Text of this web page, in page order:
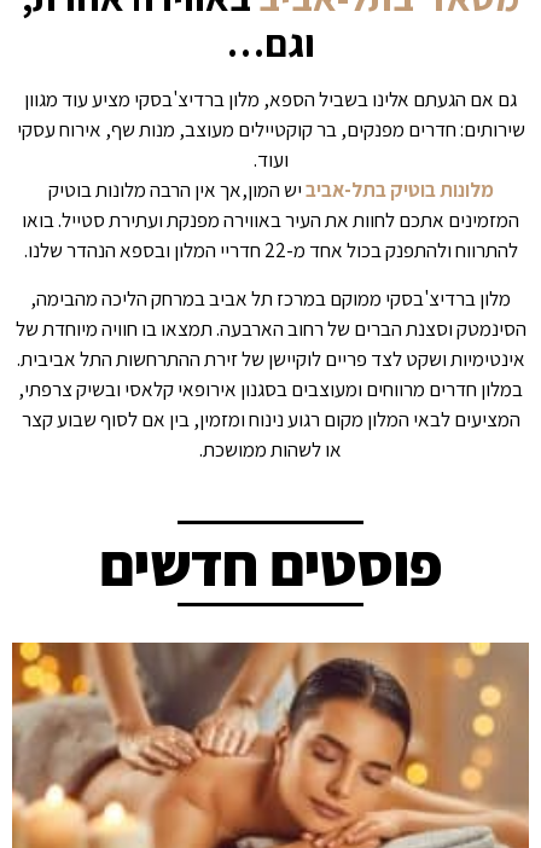
וגם…
גם אם הגעתם אלינו בשביל הספא, מלון ברדיצ'בסקי מציע עוד מגוון
שירותים: חדרים מפנקים, בר קוקטיילים מעוצב, מנות שף, אירוח עסקי
ועוד.
מלונות בוטיק בתל-אביביש המון,אך אין הרבה מלונות בוטיק
המזמינים אתכם לחוות את העיר באווירה מפנקת ועתירת סטייל. בואו
להתרווח ולהתפנק בכול אחד מ-22 חדריי המלון ובספא הנהדר שלנו.
מלון ברדיצ'בסקי ממוקם במרכז תל אביב במרחק הליכה מהבימה,
הסינמטק וסצנת הברים של רחוב הארבעה. תמצאו בו חוויה מיוחדת של
אינטימיות ושקט לצד פריים לוקיישן של זירת ההתרחשות התל אביבית.
במלון חדרים מרווחים ומעוצבים בסגנון אירופאי קלאסי ובשיק צרפתי,
המציעים לבאי המלון מקום רגוע נינוח ומזמין, בין אם לסוף שבוע קצר
או לשהות ממושכת.
פוסטים חדשים